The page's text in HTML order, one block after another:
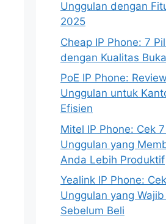
Unggulan dengan
2025
Cheap IP Phone: 7
dengan Kualitas
PoE IP Phone:
Unggulan untuk
Efisien
Mitel IP Phone: Cek
Unggulan yang
Anda Lebih Produktif
Yealink IP Phone:
Unggulan yang
Sebelum Beli